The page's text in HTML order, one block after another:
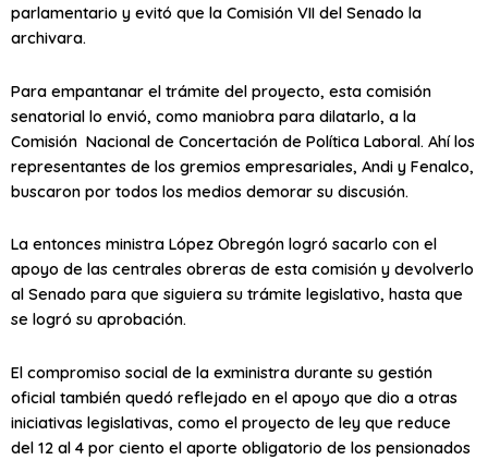
parlamentario y evitó que la Comisión VII del Senado la
archivara.
Para empantanar el trámite del proyecto, esta comisión
senatorial lo envió, como maniobra para dilatarlo, a la
Comisión Nacional de Concertación de Política Laboral. Ahí los
representantes de los gremios empresariales, Andi y Fenalco,
buscaron por todos los medios demorar su discusión.
La entonces ministra López Obregón logró sacarlo con el
apoyo de las centrales obreras de esta comisión y devolverlo
al Senado para que siguiera su trámite legislativo, hasta que
se logró su aprobación.
El compromiso social de la exministra durante su gestión
oficial también quedó reflejado en el apoyo que dio a otras
iniciativas legislativas, como el proyecto de ley que reduce
del 12 al 4 por ciento el aporte obligatorio de los pensionados